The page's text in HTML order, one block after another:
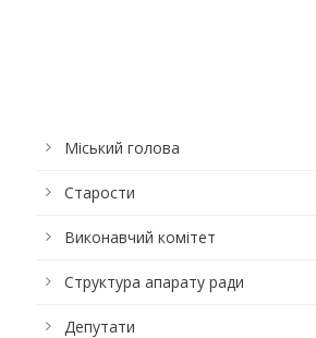
Міський голова
Старости
Виконавчий комітет
Структура апарату ради
Депутати